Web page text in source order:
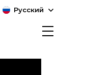
Русский